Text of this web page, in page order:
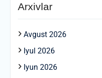
Arxivlar
Avgust 2026
Iyul 2026
Iyun 2026